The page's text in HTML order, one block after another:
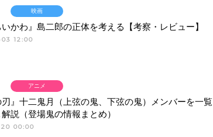
かわ』島二郎の正体を考える【考察・レビュー】
12:00
映画
』十二鬼月（上弦の鬼、下弦の鬼）メンバーを一覧
説（登場鬼の情報まとめ）
00:00
アニメ